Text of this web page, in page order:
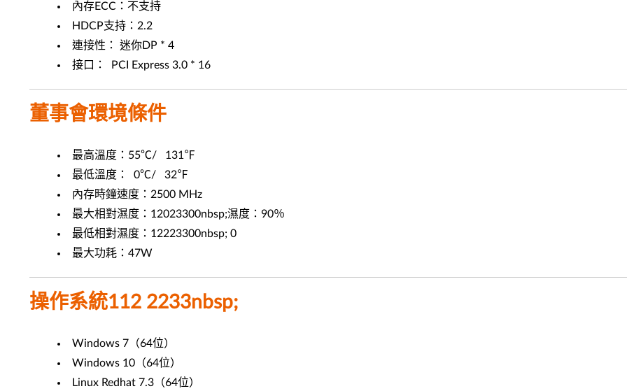
內存ECC：不支持
HDCP支持：2.2
連接性： 迷你DP * 4
接口： PCI Express 3.0 * 16
董事會環境條件
最高溫度：55℃/ 131℉
最低溫度： 0℃/ 32℉
內存時鐘速度：2500 MHz
最大相對濕度：12023300nbsp;濕度：90％
最低相對濕度：12223300nbsp; 0
最大功耗：47W
操作系統112 2233nbsp;
Windows 7（64位）
Windows 10（64位）
Linux Redhat 7.3（64位）